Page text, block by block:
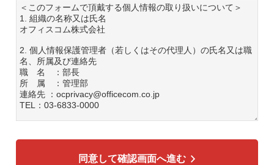
＜このフォームで頂戴する個人情報の取り扱いについて＞
1. 組織の名称又は氏名
オフィスコム株式会社
2. 個人情報保護管理者（若しくはその代理人）の氏名又は職
名、所属及び連絡先
職 名 ：部長
所 属 ：管理部
連絡先 ：ocprivacy@officecom.co.jp
TEL：03-6833-0000
各種お問い合わせ対応のため
同意して確認画面へ進む